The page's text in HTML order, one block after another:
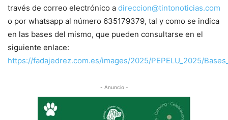
través de correo electrónico a direccion@tintonoticias.com
o por whatsapp al número 635179379, tal y como se indica
en las bases del mismo, que pueden consultarse en el
siguiente enlace:
https://fadajedrez.com.es/images/2025/PEPELU_2025/
- Anuncio -